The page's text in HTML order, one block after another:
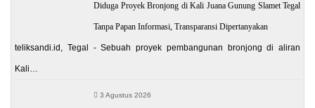
Diduga Proyek Bronjong di Kali Juana Gunung Slamet Tegal
Tanpa Papan Informasi, Transparansi Dipertanyakan
teliksandi.id, Tegal - Sebuah proyek pembangunan bronjong di aliran
Kali…
3 Agustus 2026